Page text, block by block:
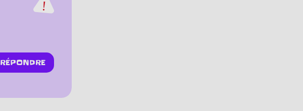
RÉPONDRE